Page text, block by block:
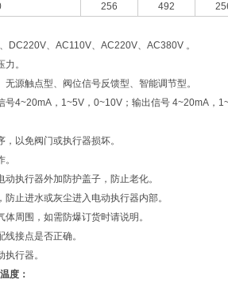
256 492
DC220V、AC110V、AC220V、AC380V 。
。
源触点型、阀位信号反馈型、智能调节型。
号4~20mA，1~5V，0~10V；输出信号 4~20mA，
以免阀门或执行器损坏。
执行器外加防护盖子，防止老化。
止进水或灰尘进入电动执行器内部。
周围，如需防爆订货时请说明。
接点是否正确。
行器。
度：